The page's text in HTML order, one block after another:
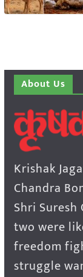
About Us
Krishak
Chandra
Shri Suresh
two were
freedom
struggle